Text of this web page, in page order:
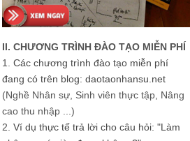
II. CHƯƠNG TRÌNH ĐÀO TẠO MIỄN PHÍ
1. Các chương trình đào tạo miễn phí
đang có trên blog: daotaonhansu.net
(Nghề Nhân sự, Sinh viên thực tập, Nâng
cao thu nhập ...)
2. Ví dụ thực tế trả lời cho câu hỏi: "Làm